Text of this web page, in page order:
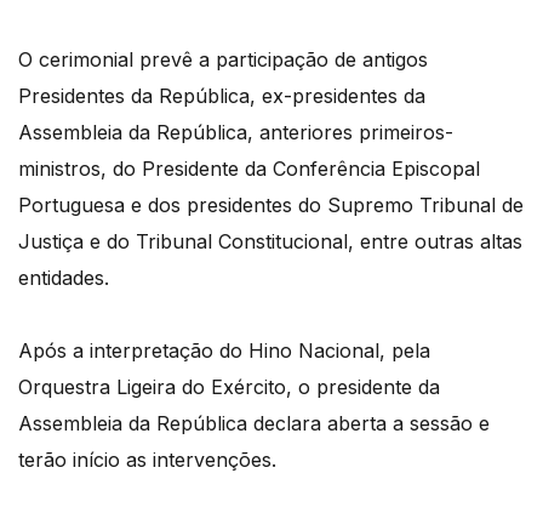
O cerimonial prevê a participação de antigos
Presidentes da República, ex-presidentes da
Assembleia da República, anteriores primeiros-
ministros, do Presidente da Conferência Episcopal
Portuguesa e dos presidentes do Supremo Tribunal de
Justiça e do Tribunal Constitucional, entre outras altas
entidades.
Após a interpretação do Hino Nacional, pela
Orquestra Ligeira do Exército, o presidente da
Assembleia da República declara aberta a sessão e
terão início as intervenções.